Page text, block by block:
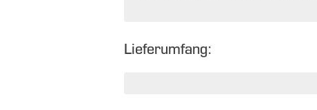
Lieferumfang: